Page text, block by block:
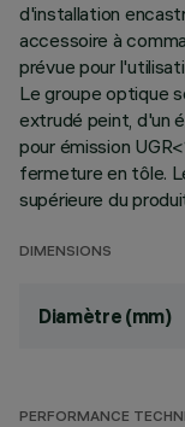
d'installation
accessoire à
prévue pour
Le groupe optique
extrudé peint, d'un
pour émission
fermeture en tôle.
supérieure du
DIMENSIONS
Diamètre (mm)
PERFORMANCE